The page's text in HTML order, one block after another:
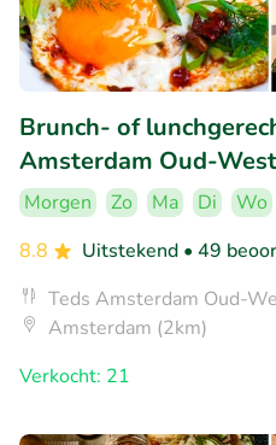
Brunch- of
Amsterdam Oud-West
Morgen Zo Ma Di Wo
8.8
Uitstekend • 49
Teds Amsterdam Oud-
Amsterdam (2km)
Verkocht: 21